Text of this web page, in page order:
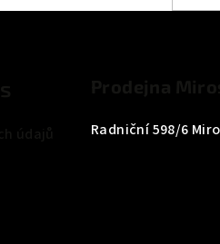
Radniční 598/6